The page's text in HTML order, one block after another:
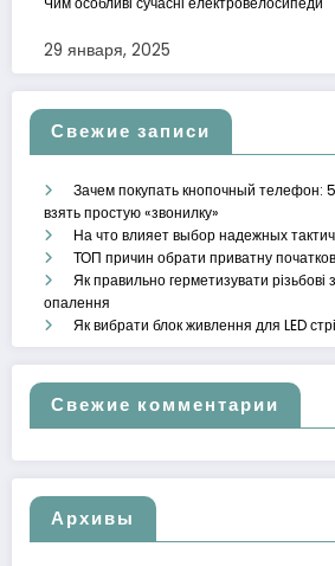
29 января, 2025
Свежие записи
Зачем покупать кнопочный телефон:
взять простую «звонилку»
На что влияет выбор надежных
ТОП причин обрати приватну
Як правильно герметизувати різьбові
опалення
Як вибрати блок живлення для LED
Свежие комментарии
Архивы